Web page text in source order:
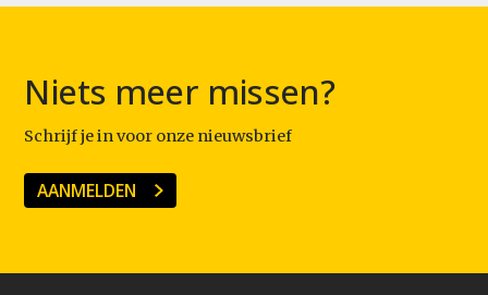
Niets meer missen?
Schrijf je in voor onze nieuwsbrief
AANMELDEN